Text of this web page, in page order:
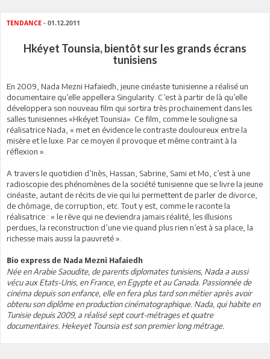
TENDANCE - 01.12.2011
Hkéyet Tounsia, bientôt sur les grands écrans
tunisiens
En 2009, Nada Mezni Hafaïedh, jeune cinéaste tunisienne a réalisé un
documentaire qu’elle appellera Singularity. C’est à partir de là qu’elle
développera son nouveau film qui sortira très prochainement dans les
salles tunisiennes «Hkéyet Tounsia». Ce film, comme le souligne sa
réalisatrice Nada, « met en évidence le contraste douloureux entre la
misère et le luxe. Par ce moyen il provoque et même contraint à la
réflexion ».
A travers le quotidien d’Inès, Hassan, Sabrine, Sami et Mo, c’est à une
radioscopie des phénomènes de la société tunisienne que se livre la jeune
cinéaste, autant de récits de vie qui lui permettent de parler de divorce,
de chômage, de corruption, etc. Tout y est, comme le raconte la
réalisatrice : « le rêve qui ne deviendra jamais réalité, les illusions
perdues, la reconstruction d’une vie quand plus rien n’est à sa place, la
richesse mais aussi la pauvreté ».
Bio express de Nada Mezni Hafaiedh
Née en Arabie Saoudite, de parents diplomates tunisiens, Nada a aussi
vécu aux Etats-Unis, en France, en Egypte et au Canada. Passionnée de
cinéma depuis son enfance, elle en fera plus tard son métier après avoir
obtenu son diplôme en production cinématographique. Nada, qui habite en
Tunisie depuis 2009, a réalisé sept court-métrages et quatre
documentaires. Hekeyet Tounsia est son premier long métrage.